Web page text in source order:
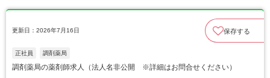
更新日：2026年7月16日 保存する
正社員 調剤薬局
調剤薬局の薬剤師求人（法人名非公開 ※詳細はお問合せください）